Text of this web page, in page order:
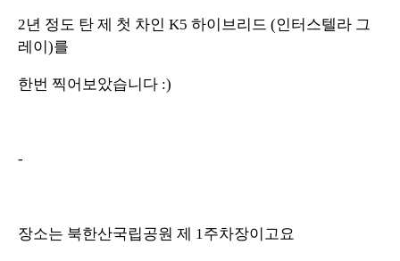
2년 정도 탄 제 첫 차인 K5 하이브리드 (인터스텔라 그
레이)를
한번 찍어보았습니다 :)
-
장소는 북한산국립공원 제 1주차장이고요